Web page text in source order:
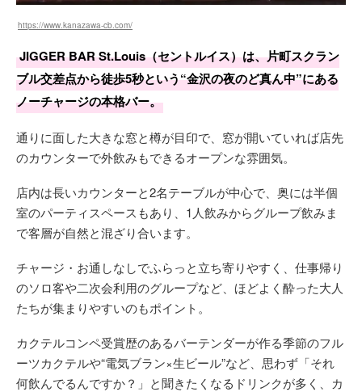
https://www.kanazawa-cb.com/
JIGGER BAR St.Louis（セントルイス）は、片町スクラン
ブル交差点から徒歩5秒という“金沢の夜のど真ん中”にある
ノーチャージの本格バー。
通りに面した大きな窓と樽が目印で、窓が開いていれば店先
のカウンターで外飲みもできるオープンな雰囲気。
店内は長いカウンターと2名テーブルが中心で、奥には半個
室のパーティスペースもあり、1人飲みからグループ飲みま
で客層が自然と混ざり合います。
チャージ・お通しなしでふらっと立ち寄りやすく、仕事帰り
のソロ客や二次会利用のグループなど、ほどよく酔った大人
たちが集まりやすいのもポイント。
カクテルコンペ受賞歴のあるバーテンダーが作る季節のフル
ーツカクテルや“電気ブラン×生ビール”など、思わず「それ
何飲んでるんですか？」と聞きたくなるドリンクが多く、カ